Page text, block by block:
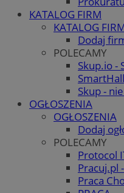
KATALOG FIRM
KATALOG
Dodaj
POLECAMY
Skup.io -
Skup -
OGŁOSZENIA
OGŁOSZENIA
Dodaj
POLECAMY
Protocol
Pracuj.pl
Praca